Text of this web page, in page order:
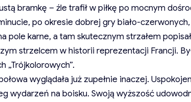
bramkę – źle trafił w piłkę po mocnym
po okresie dobrej gry biało-
pole karne, a tam skutecznym strzałem
strzelcem w historii reprezentacji Francji.
„Trójkolorowych”.
wyglądała już zupełnie inaczej.
wydarzeń na boisku. Swoją wyższość